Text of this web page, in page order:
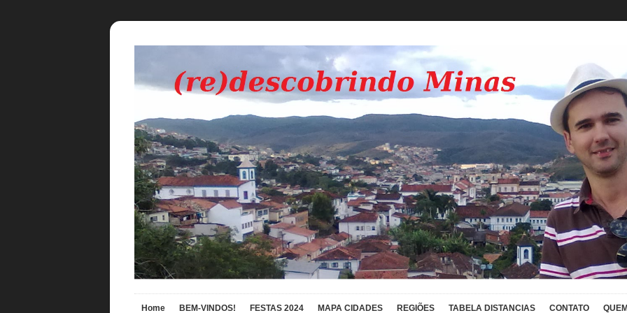
Home BEM-VINDOS! FESTAS 2024 MAPA CIDADES REGIÕES TABELA DISTANCIAS CONTATO